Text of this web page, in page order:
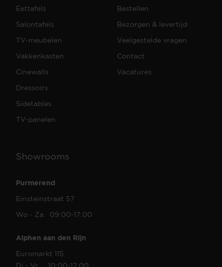
Eettafels
Salontafels
TV-meubelen
Vakkenkasten
Cinewalls
Dressoirs
Sidetables
TV-panelen
Bestellen
Bezorgen & levertijd
Veelgestelde vragen
Contact
Vacatures
Showrooms
Purmerend
Einsteinstraat 57
Wo - Za 09:00-17:00
Alphen aan den Rijn
Euromarkt 115
Di - Vr 10:00-17:00